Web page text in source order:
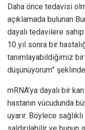
Daha önce tedavisi
açıklamada bulunan
dayalı tedavilere sahip
10 yıl sonra bir
tanımlayabildiğimiz bir
düşünüyorum”
mRNA’ya dayalı bir
hastanın vücudunda
uyarır. Böylece